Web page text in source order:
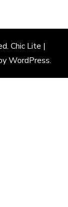
Chic Lite |
WordPress.